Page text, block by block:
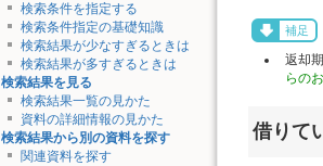
検索条件を指定する
検索条件指定の基礎知識
検索結果が少なすぎるときは
検索結果が多すぎるときは
検索結果を見る
検索結果一覧の見かた
資料の詳細情報の見かた
検索結果から別の資料を探す
関連資料を探す
補足
返却
らの
借りて